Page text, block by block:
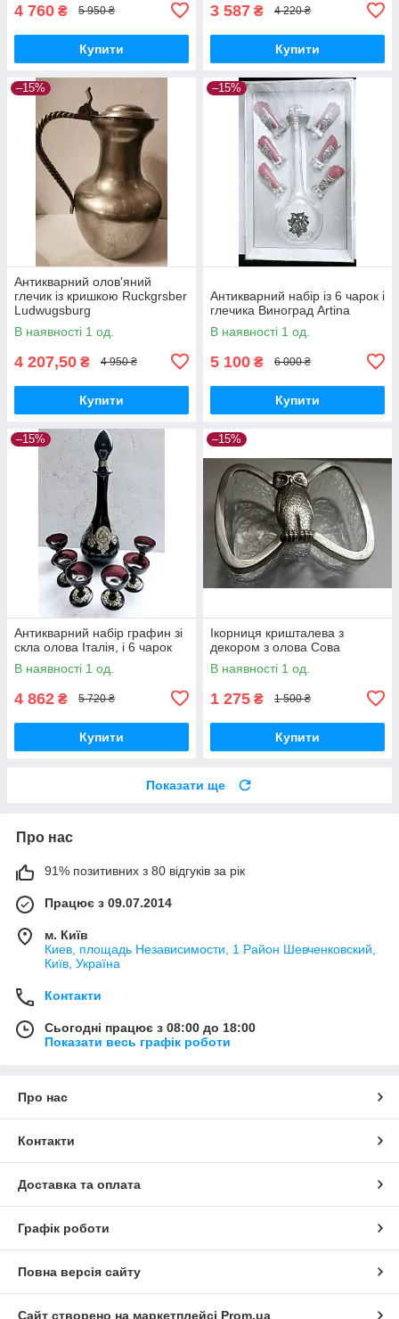
4 760 ₴ 5 950 ₴
Купити
3 587 ₴ 4 220 ₴
Купити
–15%
Антикварний олов'яний
глечик із кришкою Ruckgrsber
Ludwugsburg
В наявності 1 од.
4 207,50 ₴ 4 950 ₴
Купити
–15%
Антикварний набір із 6 чарок і
глечика Виноград Artina
В наявності 1 од.
5 100 ₴ 6 000 ₴
Купити
–15%
Антикварний набір графин зі
скла олова Італія, і 6 чарок
В наявності 1 од.
4 862 ₴ 5 720 ₴
Купити
–15%
Ікорниця кришталева з
декором з олова Сова
В наявності 1 од.
1 275 ₴ 1 500 ₴
Купити
Показати ще
Про нас
91% позитивних з 80 відгуків за рік
Працює з 09.07.2014
м. Київ
Киев, площадь Независимости, 1 Район Шевченковский,
Київ, Україна
Контакти
Сьогодні працює з 08:00 до 18:00
Показати весь графік роботи
Про нас
Контакти
Доставка та оплата
Графік роботи
Повна версія сайту
Сайт створено на маркетплейсі Prom.ua